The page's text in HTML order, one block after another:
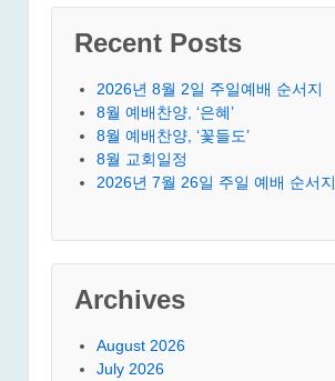
Recent Posts
2026년 8월 2일 주일예배 순서지
8월 예배찬양, ‘은혜’
8월 예배찬양, ‘꽃들도’
8월 교회일정
2026년 7월 26일 주일 예배 순서지
Archives
August 2026
July 2026